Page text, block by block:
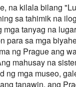
na kilala bilang
sa tahimik na
mga tanyag na
para sa mga
ng Prague ang
mahusay na
ng mga museo,
tanawin, ang